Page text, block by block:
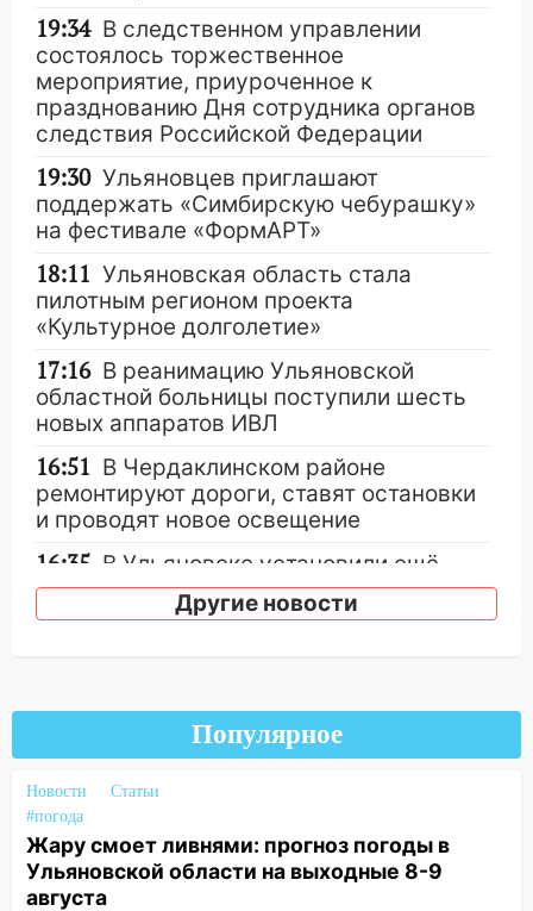
19:34 В следственном управлении
состоялось торжественное
мероприятие, приуроченное к
празднованию Дня сотрудника органов
следствия Российской Федерации
19:30 Ульяновцев приглашают
поддержать «Симбирскую чебурашку»
на фестивале «ФормАРТ»
18:11 Ульяновская область стала
пилотным регионом проекта
«Культурное долголетие»
17:16 В реанимацию Ульяновской
областной больницы поступили шесть
новых аппаратов ИВЛ
16:51 В Чердаклинском районе
ремонтируют дороги, ставят остановки
и проводят новое освещение
16:35 В Ульяновске установили ещё
девять бункеров для крупногабаритного
мусора
В Ульяновском госуниверситете
разработают отечественный прибор для
цифровой ПЦР
15:47
за абонементы закрывшегося фитнес-
клуба «Рекорд-Fitness»
Другие новости
Популярное
Новости
Статьи
#погода
Жару смоет ливнями: прогноз погоды в
Ульяновской области на выходные 8-9
августа